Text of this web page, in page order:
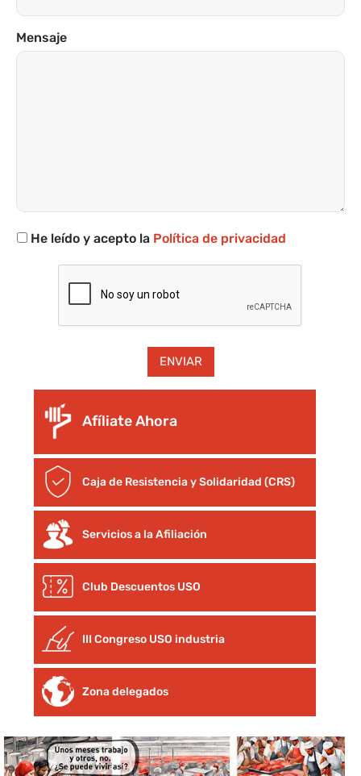
Mensaje
He leído y acepto la Política de privacidad
Afíliate Ahora
Caja de Resistencia y Solidaridad (CRS)
Servicios a la Afiliación
Club Descuentos USO
III Congreso USO industria
Zona delegados